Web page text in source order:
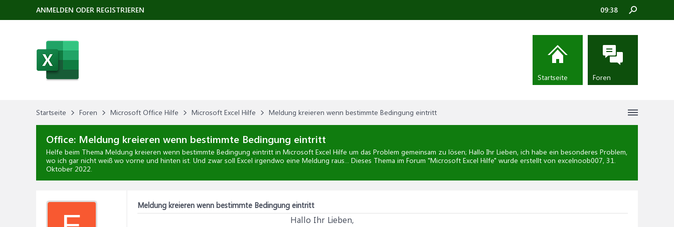
Startseite Foren Microsoft Office Hilfe Microsoft Excel Hilfe Meldung kreieren wenn bestimmte Bedingung eintritt
Office: Meldung kreieren wenn bestimmte Bedingung eintritt
Helfe beim Thema Meldung kreieren wenn bestimmte Bedingung eintritt in Microsoft Excel Hilfe um das Problem gemeinsam zu lösen; Hallo Ihr Lieben, ich habe ein besonderes Problem,
wo ich gar nicht weiß wo vorne und hinten ist. Und zwar soll Excel irgendwo eine Meldung raus... Dieses Thema im Forum "Microsoft Excel Hilfe" wurde erstellt von excelnoob007, 31.
Oktober 2022.
Meldung kreieren wenn bestimmte Bedingung eintritt
Hallo Ihr Lieben,
ANMELDEN ODER REGISTRIEREN 09:38
Startseite Foren